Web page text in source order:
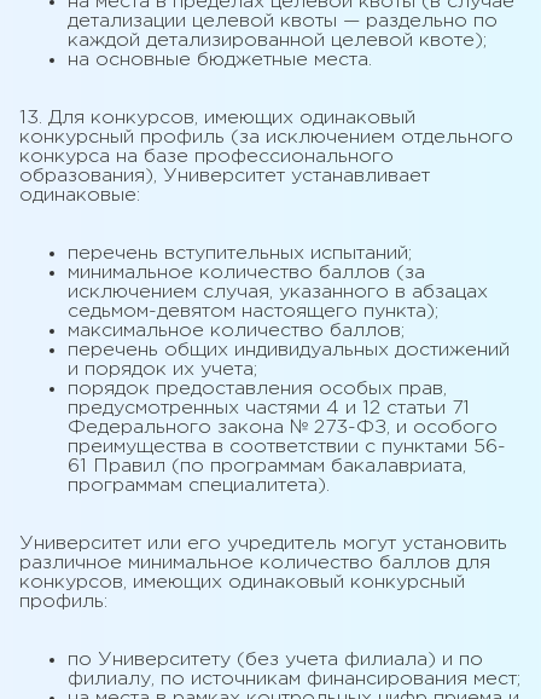
детализации целевой квоты — раздельно по
каждой детализированной целевой квоте);
на основные бюджетные места.
13. Для конкурсов, имеющих одинаковый
конкурсный профиль (за исключением отдельного
конкурса на базе профессионального
образования), Университет устанавливает
одинаковые:
перечень вступительных испытаний;
минимальное количество баллов (за
исключением случая, указанного в абзацах
седьмом-девятом настоящего пункта);
максимальное количество баллов;
перечень общих индивидуальных достижений
и порядок их учета;
порядок предоставления особых прав,
предусмотренных частями 4 и 12 статьи 71
Федерального закона № 273-ФЗ, и особого
преимущества в соответствии с пунктами 56-
61 Правил (по программам бакалавриата,
программам специалитета).
Университет или его учредитель могут установить
различное минимальное количество баллов для
конкурсов, имеющих одинаковый конкурсный
профиль:
по Университету (без учета филиала) и по
филиалу, по источникам финансирования мест;